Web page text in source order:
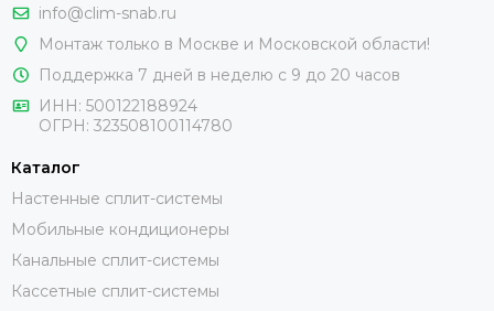
info@clim-snab.ru
Монтаж только в Москве и Московской области!
Поддержка 7 дней в неделю с 9 до 20 часов
ИНН: 500122188924
ОГРН: 323508100114780
Каталог
Настенные сплит-системы
Мобильные кондиционеры
Канальные сплит-системы
Кассетные сплит-системы